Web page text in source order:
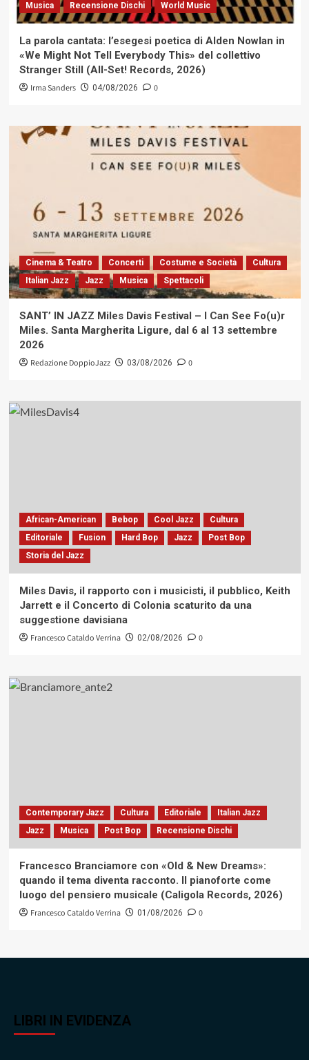
Musica
Recensione Dischi World Music
La parola cantata: l’esegesi poetica di Alden Nowlan in
«We Might Not Tell Everybody This» del collettivo
Stranger Still (All-Set! Records, 2026)
Irma Sanders 04/08/2026 0
Cinema & Teatro Concerti Costume e Società
Cultura
Italian Jazz
Jazz Musica Spettacoli
SANT’ IN JAZZ Miles Davis Festival – I Can See Fo(u)r
Miles. Santa Margherita Ligure, dal 6 al 13 settembre
2026
Redazione DoppioJazz 03/08/2026 0
African-American Bebop Cool Jazz
Cultura
Editoriale
Fusion Hard Bop Jazz
Post Bop
Storia del Jazz
Miles Davis, il rapporto con i musicisti, il pubblico, Keith
Jarrett e il Concerto di Colonia scaturito da una
suggestione davisiana
Francesco Cataldo Verrina 02/08/2026 0
Contemporary Jazz Cultura Editoriale
Italian Jazz
Jazz
Musica Post Bop Recensione Dischi
Francesco Branciamore con «Old & New Dreams»:
quando il tema diventa racconto. Il pianoforte come
luogo del pensiero musicale (Caligola Records, 2026)
Francesco Cataldo Verrina 01/08/2026 0
LIBRI IN EVIDENZA